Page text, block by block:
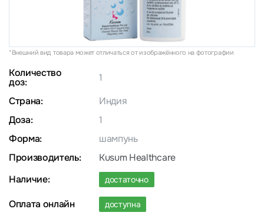
*Внешний вид товара может отличаться от изображённого на фотографии
Количество
доз:
1
Страна:
Индия
Доза:
1
Форма:
шампунь
Производитель:
Kusum Healthcare
Наличие:
достаточно
Оплата онлайн доступна